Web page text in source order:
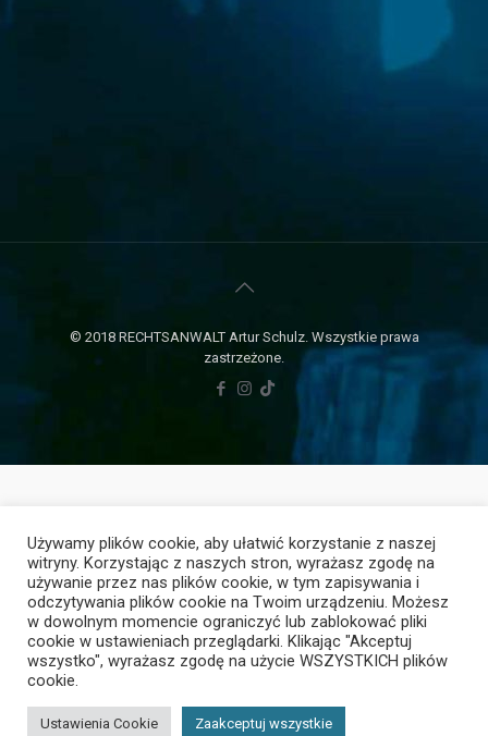
© 2018 RECHTSANWALT Artur Schulz. Wszystkie prawa
zastrzeżone.
Używamy plików cookie, aby ułatwić korzystanie z naszej
witryny. Korzystając z naszych stron, wyrażasz zgodę na
używanie przez nas plików cookie, w tym zapisywania i
odczytywania plików cookie na Twoim urządzeniu. Możesz
w dowolnym momencie ograniczyć lub zablokować pliki
cookie w ustawieniach przeglądarki. Klikając "Akceptuj
wszystko", wyrażasz zgodę na użycie WSZYSTKICH plików
cookie.
Ustawienia Cookie Zaakceptuj wszystkie